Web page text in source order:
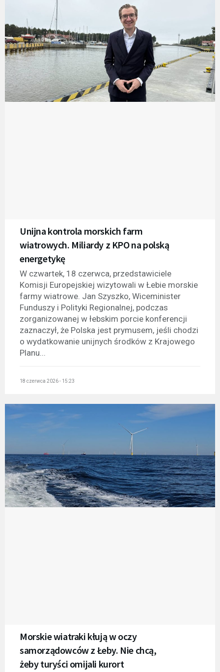
Unijna kontrola morskich farm
wiatrowych. Miliardy z KPO na polską
energetykę
W czwartek, 18 czerwca, przedstawiciele
Komisji Europejskiej wizytowali w Łebie morskie
farmy wiatrowe. Jan Szyszko, Wiceminister
Funduszy i Polityki Regionalnej, podczas
zorganizowanej w łebskim porcie konferencji
zaznaczył, że Polska jest prymusem, jeśli chodzi
o wydatkowanie unijnych środków z Krajowego
Planu...
18 czerwca 2026 - 15:23
Morskie wiatraki kłują w oczy
samorządowców z Łeby. Nie chcą,
żeby turyści omijali kurort